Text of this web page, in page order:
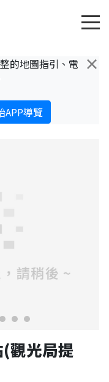
×
的地圖指引、電
APP導覽
觀光局提